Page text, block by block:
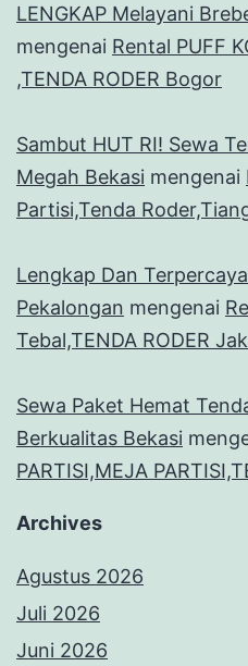
LENGKAP Melayani
mengenai Rental PUFF
,TENDA RODER Bogor
Sambut HUT RI! Sewa
Megah Bekasi mengenai
Partisi,Tenda
Lengkap Dan
Pekalongan mengenai
Tebal,TENDA RODER
Sewa Paket Hemat
Berkualitas Bekasi
PARTISI,MEJA
Archives
Agustus 2026
Juli 2026
Juni 2026